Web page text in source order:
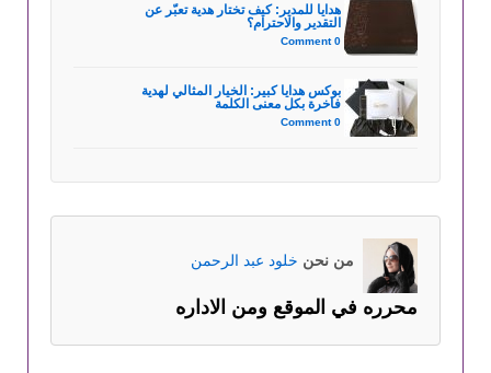
هدايا للمدير: كيف تختار هدية تعبّر عن
التقدير والاحترام؟
0 Comment
بوكس هدايا كبير: الخيار المثالي لهدية
فاخرة بكل معنى الكلمة
0 Comment
من نحن خلود عبد الرحمن
محرره في الموقع ومن الاداره